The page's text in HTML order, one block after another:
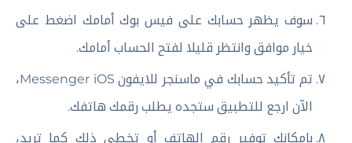
سوف يظهر حسابك على فيس بوك أمامك اضغط على
خيار موافق وانتظر قليلا لفتح الحساب أمامك.
تم تأكيد حسابك في ماسنجر للايفون Messenger iOS،
الآن ارجع للتطبيق ستجده يطلب رقمك هاتفك.
بإمكانك توفير رقم الهاتف أو تخطي ذلك كما تريد،